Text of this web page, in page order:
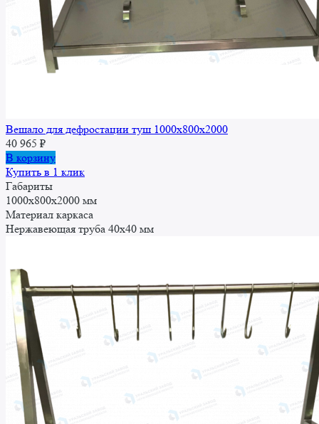
Вешало для дефростации туш 1000x800x2000
40 965 ₽
В корзину
Купить в 1 клик
Габариты
1000x800x2000 мм
Материал каркаса
Нержавеющая труба 40х40 мм